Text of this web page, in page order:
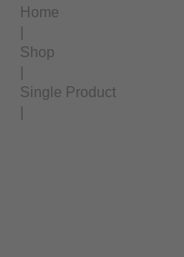
Home
Shop
Single Product